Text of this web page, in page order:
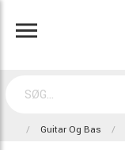
Guitar Og Bas